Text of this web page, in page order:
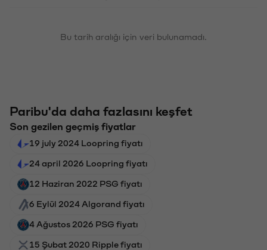
Bu tarih aralığı için veri bulunamadı.
Paribu'da daha fazlasını keşfet
Son gezilen geçmiş fiyatlar
19 july 2024 Loopring fiyatı
24 april 2026 Loopring fiyatı
12 Haziran 2022 PSG fiyatı
6 Eylül 2024 Algorand fiyatı
4 Ağustos 2026 PSG fiyatı
15 Şubat 2020 Ripple fiyatı